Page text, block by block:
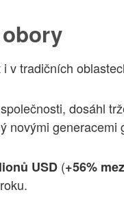
v tradičních
dosáhl
novými generacemi
USD (+56%